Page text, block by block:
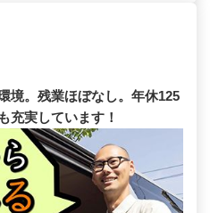
境。残業ほぼなし。年休125
充実しています！